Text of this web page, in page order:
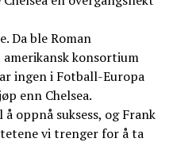
Da ble Roman
konsortium
ingen i Fotball-Europa
enn Chelsea.
oppnå suksess, og Frank
vi trenger for å ta